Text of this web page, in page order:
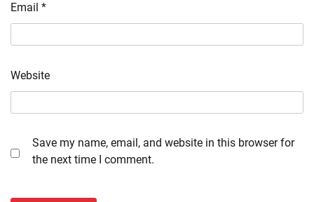
Email *
Website
Save my name, email, and website in this browser for
the next time I comment.